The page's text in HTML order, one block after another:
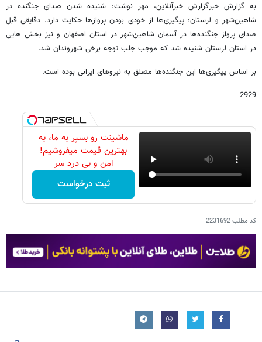
به گزارش خبرگزارش خبرآنلاین، مهر نوشت: شنیده شدن صدای جنگنده‌ در
شاهین‌شهر و لرستان؛ پیگیری‌ها از خودی بودن پروازها حکایت دارد. دقایقی قبل
صدای پرواز جنگنده‌ها در آسمان شاهین‌شهر در استان اصفهان و نیز بخش هایی
در استان لرستان شنیده شد که موجب جلب توجه برخی شهروندان شد.
بر اساس پیگیری‌ها این جنگنده‌ها متعلق به نیروهای ایرانی بوده است.
2929
ماشینت رو بسپر به ما، به
بهترین قیمت میفروشیم!
امن و بی درد سر
ثبت درخواست
کد مطلب2231692